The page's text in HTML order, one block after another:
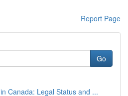
Report Page
Go
Canada: Legal Status and ...